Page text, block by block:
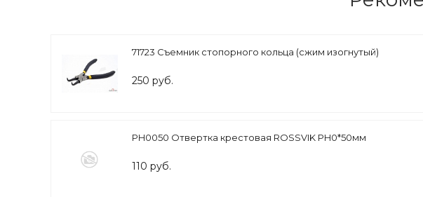
71723 Съемник стопорного кольца (сжим изогнутый)
250 руб.
PH0050 Отвертка крестовая ROSSVIK PH0*50мм
110 руб.